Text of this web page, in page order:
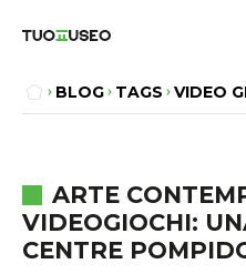
BLOG TAGS VIDEO
ARTE
VIDEOGIOCHI:
CENTRE